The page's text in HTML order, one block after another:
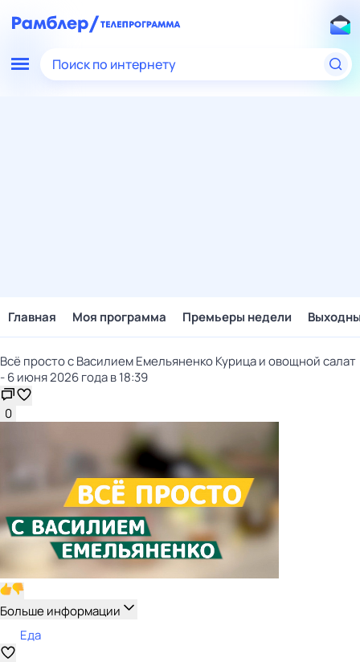
Поиск по интернету
Главная Моя программа Премьеры недели
Всё просто с Василием Емельяненко Курица и овощной салат
- 6 июня 2026 года в 18:39
0
Больше информации
Еда